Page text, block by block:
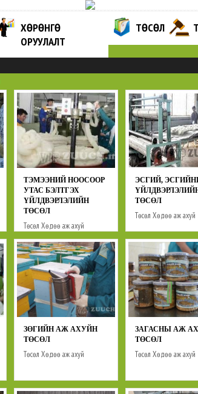
ХӨРӨНГӨ
ОРУУЛАЛТ
ТӨСӨЛ
ТЭМЭЭНИЙ НООСООР
УТАС БЭЛТГЭХ
ҮЙЛДВЭРЛЭЛИЙН
ТӨСӨЛ
Төсөл Хөдөө аж ахуй
ЭСГИЙ,
ТӨСӨЛ
Төсөл Хөдөө аж ахуй
ЗӨГИЙН АЖ АХУЙН
ТӨСӨЛ
Төсөл Хөдөө аж ахуй
ЗАГАСНЫ АЖ
ТӨСӨЛ
Төсөл Хөдөө аж ахуй